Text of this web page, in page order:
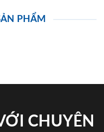
PHẨM
CHUYÊN